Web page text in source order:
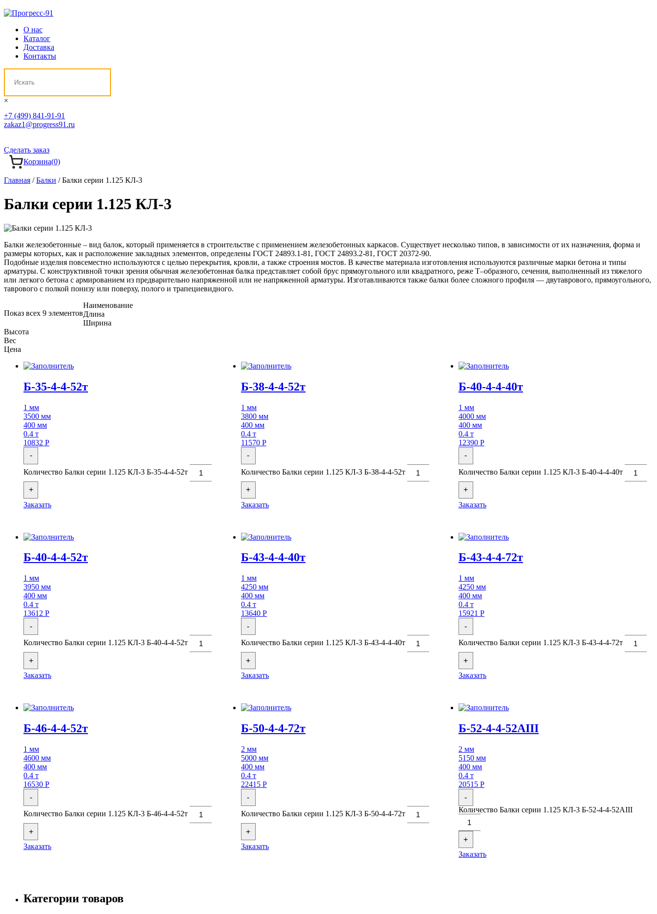
О нас
Каталог
Доставка
Контакты
×
+7 (499) 841-91-91
zakaz1@progress91.ru
Сделать заказ
Корзина(0)
Главная /Балки / Балки серии 1.125 КЛ-3
Балки серии 1.125 КЛ-3
Балки железобетонные – вид балок, который применяется в строительстве с применением железобетонных каркасов. Существует несколько типов, в зависимости от их назначения, форма и
размеры которых, как и расположение закладных элементов, определены ГОСТ 24893.1-81, ГОСТ 24893.2-81, ГОСТ 20372-90.
Подобные изделия повсеместно используются с целью перекрытия, кровли, а также строения мостов. В качестве материала изготовления используются различные марки бетона и типы
арматуры. С конструктивной точки зрения обычная железобетонная балка представляет собой брус прямоугольного или квадратного, реже Т–образного, сечения, выполненный из тяжелого
или легкого бетона с армированием из предварительно напряженной или не напряженной арматуры. Изготавливаются также балки более сложного профиля — двутаврового, прямоугольного,
таврового с полкой понизу или поверху, полого и трапециевидного.
Показ всех 9 элементов
Наименование
Длина
Ширина
Высота
Вес
Цена
Б-35-4-4-52т
1 мм
3500 мм
400 мм
0.4 т
10832 Р
-
Количество Балки серии 1.125 КЛ-3 Б-35-4-4-52т
+
Заказать
Б-38-4-4-52т
1 мм
3800 мм
400 мм
0.4 т
11570 Р
-
Количество Балки серии 1.125 КЛ-3 Б-38-4-4-52т
+
Заказать
Б-40-4-4-40т
1 мм
4000 мм
400 мм
0.4 т
12390 Р
-
Количество Балки серии 1.125 КЛ-3 Б-40-4-4-40т
+
Заказать
Б-40-4-4-52т
1 мм
3950 мм
400 мм
0.4 т
13612 Р
-
Количество Балки серии 1.125 КЛ-3 Б-40-4-4-52т
+
Заказать
Б-43-4-4-40т
1 мм
4250 мм
400 мм
0.4 т
13640 Р
-
Количество Балки серии 1.125 КЛ-3 Б-43-4-4-40т
+
Заказать
Б-43-4-4-72т
1 мм
4250 мм
400 мм
0.4 т
15921 Р
-
Количество Балки серии 1.125 КЛ-3 Б-43-4-4-72т
+
Заказать
Б-46-4-4-52т
1 мм
4600 мм
400 мм
0.4 т
16530 Р
-
Количество Балки серии 1.125 КЛ-3 Б-46-4-4-52т
+
Заказать
Б-50-4-4-72т
2 мм
5000 мм
400 мм
0.4 т
22415 Р
-
Количество Балки серии 1.125 КЛ-3 Б-50-4-4-72т
+
Заказать
Б-52-4-4-52АIII
2 мм
5150 мм
400 мм
0.4 т
20515 Р
-
Количество Балки серии 1.125 КЛ-3 Б-52-4-4-52АIII
+
Заказать
Категории товаров